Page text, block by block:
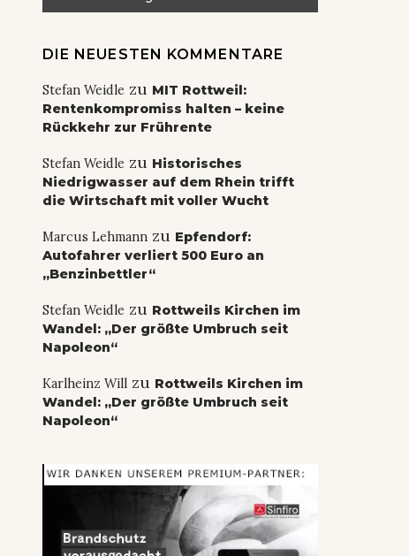
DIE NEUESTEN KOMMENTARE
Stefan Weidle zu MIT Rottweil:
Rentenkompromiss halten – keine
Rückkehr zur Frührente
Stefan Weidle zu Historisches
Niedrigwasser auf dem Rhein trifft
die Wirtschaft mit voller Wucht
Marcus Lehmannzu Epfendorf:
Autofahrer verliert 500 Euro an
„Benzinbettler“
Stefan Weidle zu Rottweils Kirchen im
Wandel: „Der größte Umbruch seit
Napoleon“
Karlheinz Willzu Rottweils Kirchen im
Wandel: „Der größte Umbruch seit
Napoleon“